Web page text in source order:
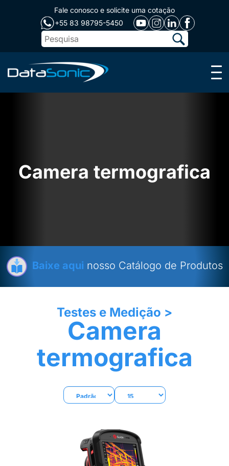
Fale conosco e solicite uma cotação
+55 83 98795-5450
Menu
Camera termografica
Baixe aqui nosso Catálogo de Produtos
Testes e Medição >
Camera
termografica